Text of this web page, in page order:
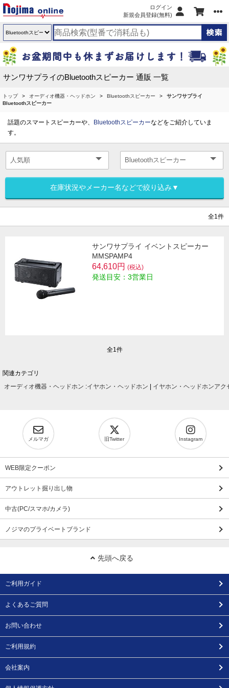
ログイン
新規会員登録(無料)
サンワサプライのBluetoothスピーカー 通販 一覧
トップ オーディオ機器・ヘッドホン Bluetoothスピーカー
サンワサプライ
Bluetoothスピーカー
話題のスマートスピーカーや、 Bluetoothスピーカーなどをご紹介していま
す。
在庫状況やメーカー名などで絞り込み▼
全1件
サンワサプライ イベントスピーカー
MMSPAMP4
64,610円 (税込)
発送目安：3営業日
全1件
関連カテゴリ
オーディオ機器・ヘッドホン :イヤホン・ヘッドホン イヤホン・ヘッドホンアク
メルマガ 旧Twitter Instagram
WEB限定クーポン
アウトレット掘り出し物
中古(PC/スマホ/カメラ)
ノジマのプライベートブランド
先頭へ戻る
ご利用ガイド
よくあるご質問
お問い合わせ
ご利用規約
会社案内